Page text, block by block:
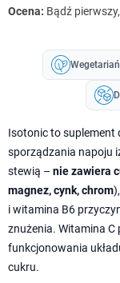
Ocena: Bądź
Isotonic to suplement
sporządzania napoju
stewią – nie zawiera
magnez, cynk, chrom),
i witamina B6
znużenia. Witamina C
funkcjonowania
cukru.